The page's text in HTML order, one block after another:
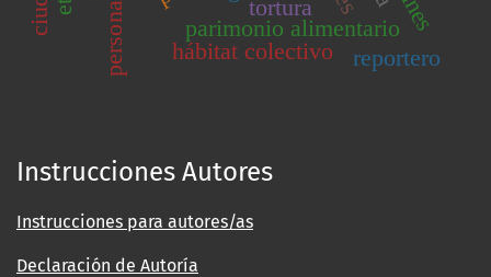
parimonio alimentario
hábitat colectivo reportero
tortura
Instrucciones Autores
Instrucciones para autores/as
Declaración de Autoría